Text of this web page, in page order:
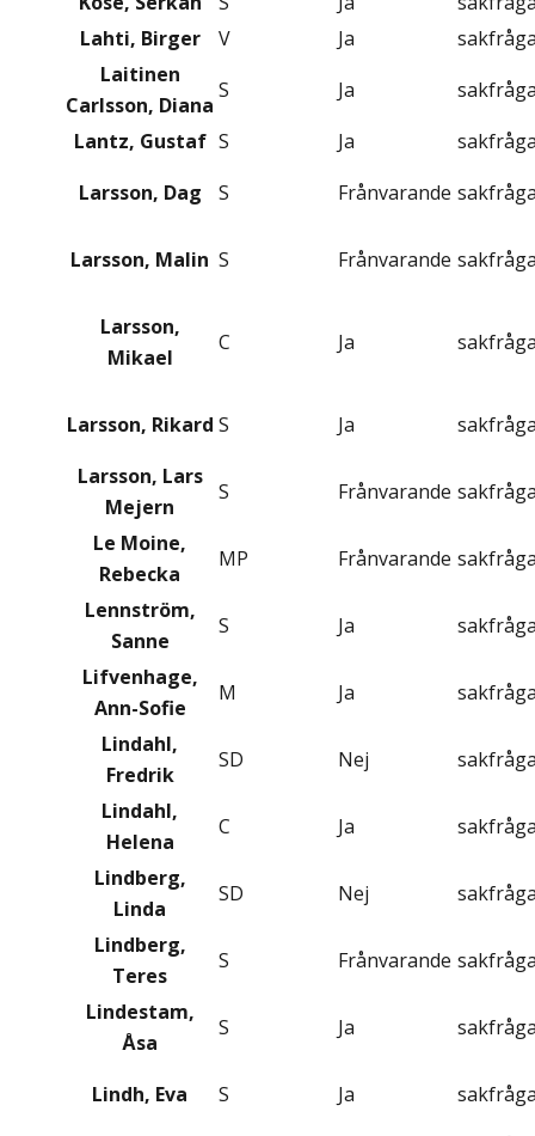
Lahti, Birger
V Ja
Laitinen
Carlsson, Diana
S Ja
Lantz, Gustaf S Ja
Larsson, Dag
S Frånvarande
Larsson, Malin S Frånvarande
Larsson,
Mikael
C Ja
Larsson, Rikard S Ja
Larsson, Lars
Mejern
S Frånvarande
Le Moine,
Rebecka
MP Frånvarande
Lennström,
Sanne
S Ja
Lifvenhage,
Ann-Sofie
M Ja
Lindahl,
Fredrik
SD Nej
Lindahl,
Helena
C Ja
Lindberg,
Linda
SD Nej
Lindberg,
Teres
S Frånvarande
Lindestam,
Åsa
S Ja
Lindh, Eva S Ja